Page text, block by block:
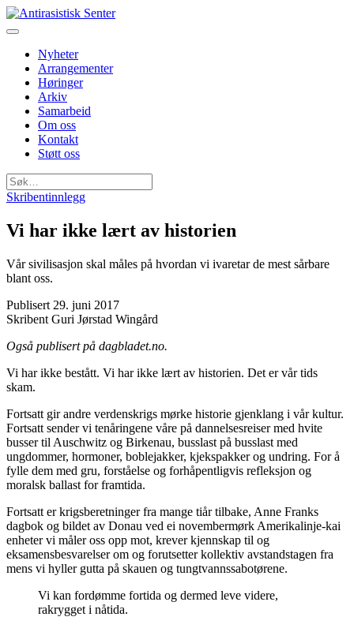
Nyheter
Arrangementer
Høringer
Arkiv
Samarbeid
Om oss
Kontakt
Støtt oss
Søk
etter:
Skribentinnlegg
Vi har ikke lært av historien
Vår sivilisasjon skal måles på hvordan vi ivaretar de mest sårbare
blant oss.
Publisert 29. juni 2017
Skribent Guri Jørstad Wingård
Også publisert på dagbladet.no.
Vi har ikke bestått. Vi har ikke lært av historien. Det er vår tids
skam.
Fortsatt gir andre verdenskrigs mørke historie gjenklang i vår kultur.
Fortsatt sender vi tenåringene våre på dannelsesreiser med hvite
busser til Auschwitz og Birkenau, busslast på busslast med
ungdommer, hormoner, boblejakker, kjekspakker og undring. For å
fylle dem med gru, forståelse og forhåpentligvis refleksjon og
moralsk ballast for framtida.
Fortsatt er krigsberetninger fra mange tiår tilbake, Anne Franks
dagbok og bildet av Donau ved ei novembermørk Amerikalinje-kai
enheter vi måler oss opp mot, krever kjennskap til og
eksamensbesvarelser om og forutsetter kollektiv avstandstagen fra
mens vi hyller gutta på skauen og tungtvannssabotørene.
Vi kan fordømme fortida og dermed leve videre,
rakrygget i nåtida.